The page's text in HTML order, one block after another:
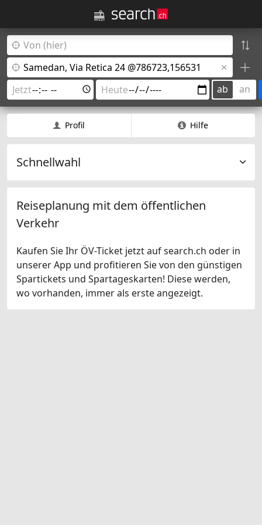
ab an
Profil Hilfe
Schnellwahl
Reiseplanung mit dem öffentlichen
Verkehr
Kaufen Sie Ihr ÖV-Ticket jetzt auf search.ch oder in
unserer App und profitieren Sie von den günstigen
Spartickets und Spartageskarten! Diese werden,
wo vorhanden, immer als erste angezeigt.